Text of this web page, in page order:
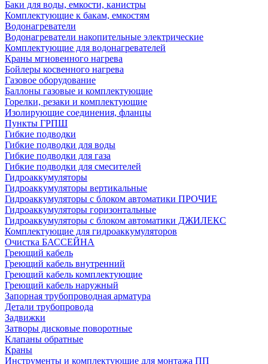
Баки для воды, емкости, канистры
Комплектующие к бакам, емкостям
Водонагреватели
Водонагреватели накопительные электрические
Комплектующие для водонагревателей
Краны мгновенного нагрева
Бойлеры косвенного нагрева
Газовое оборудование
Баллоны газовые и комплектующие
Горелки, резаки и комплектующие
Изолирующие соединения, фланцы
Пункты ГРПШ
Гибкие подводки
Гибкие подводки для воды
Гибкие подводки для газа
Гибкие подводки для смесителей
Гидроаккумуляторы
Гидроаккумуляторы вертикальные
Гидроаккумуляторы с блоком автоматики ПРОЧИЕ
Гидроаккумуляторы горизонтальные
Гидроаккумуляторы с блоком автоматики ДЖИЛЕКС
Комплектующие для гидроаккумуляторов
Очистка БАССЕЙНА
Греющий кабель
Греющий кабель внутренний
Греющий кабель комплектующие
Греющий кабель наружный
Запорная трубопроводная арматура
Детали трубопровода
Задвижки
Затворы дисковые поворотные
Клапаны обратные
Краны
Инструменты и комплектующие для монтажа ПП